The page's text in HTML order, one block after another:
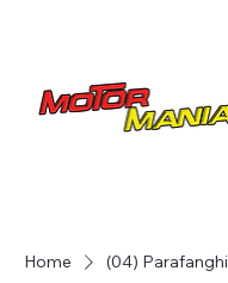
Home (04) Parafanghi